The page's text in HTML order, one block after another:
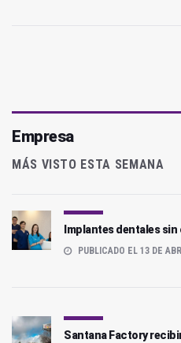
Empresa
MÁS VISTO ESTA SEMANA
Implantes dentales
PUBLICADO EL 13 DE
Santana Factory